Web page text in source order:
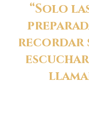
“Solo
recordar